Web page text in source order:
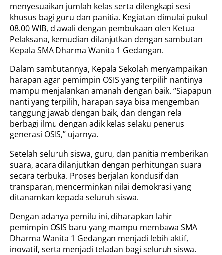
menyesuaikan jumlah kelas serta dilengkapi sesi
khusus bagi guru dan panitia. Kegiatan dimulai pukul
08.00 WIB, diawali dengan pembukaan oleh Ketua
Pelaksana, kemudian dilanjutkan dengan sambutan
Kepala SMA Dharma Wanita 1 Gedangan.
Dalam sambutannya, Kepala Sekolah menyampaikan
harapan agar pemimpin OSIS yang terpilih nantinya
mampu menjalankan amanah dengan baik. “Siapapun
nanti yang terpilih, harapan saya bisa mengemban
tanggung jawab dengan baik, dan dengan rela
berbagi ilmu dengan adik kelas selaku penerus
generasi OSIS,” ujarnya.
Setelah seluruh siswa, guru, dan panitia memberikan
suara, acara dilanjutkan dengan perhitungan suara
secara terbuka. Proses berjalan kondusif dan
transparan, mencerminkan nilai demokrasi yang
ditanamkan kepada seluruh siswa.
Dengan adanya pemilu ini, diharapkan lahir
pemimpin OSIS baru yang mampu membawa SMA
Dharma Wanita 1 Gedangan menjadi lebih aktif,
inovatif, serta menjadi teladan bagi seluruh siswa.